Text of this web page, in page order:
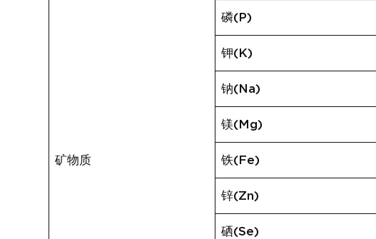
矿物质
磷(P)
钾(K)
钠(Na)
镁(Mg)
铁(Fe)
锌(Zn)
硒(Se)